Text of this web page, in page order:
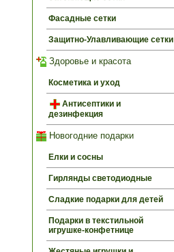
Фасадные сетки
Защитно-Улавливающие сетки
Здоровье и красота
Косметика и уход
Антисептики и
дезинфекция
Новогодние подарки
Елки и сосны
Гирлянды светодиодные
Сладкие подарки для детей
Подарки в текстильной
игрушке-конфетнице